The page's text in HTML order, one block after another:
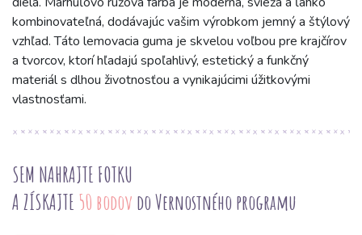
kombinovateľná, dodávajúc vašim výrobkom jemný a štýlový
vzhľad. Táto lemovacia guma je skvelou voľbou pre krajčírov
a tvorcov, ktorí hľadajú spoľahlivý, estetický a funkčný
materiál s dlhou životnosťou a vynikajúcimi úžitkovými
vlastnosťami.
SEM NAHRAJTE FOTKU
A ZÍSKAJTE 50 bodov do Vernostného programu